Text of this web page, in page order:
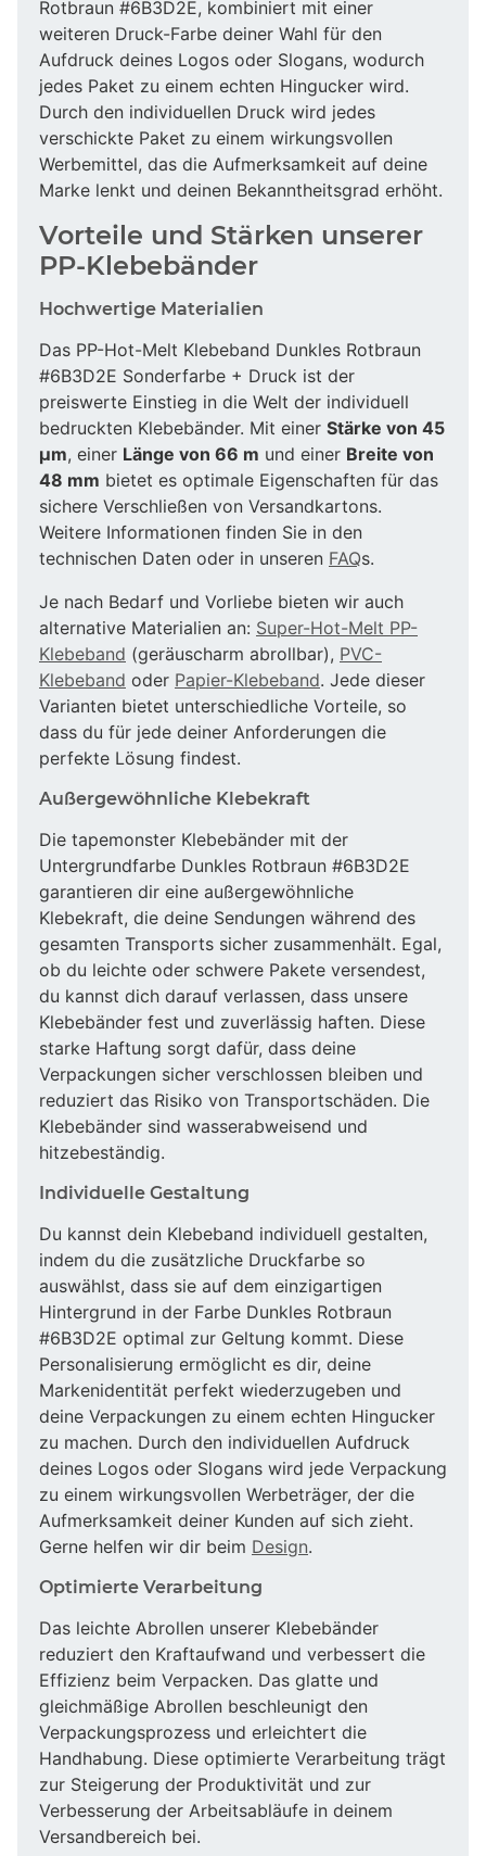
Rotbraun #6B3D2E, kombiniert mit einer
weiteren Druck-Farbe deiner Wahl für den
Aufdruck deines Logos oder Slogans, wodurch
jedes Paket zu einem echten Hingucker wird.
Durch den individuellen Druck wird jedes
verschickte Paket zu einem wirkungsvollen
Werbemittel, das die Aufmerksamkeit auf deine
Marke lenkt und deinen Bekanntheitsgrad erhöht.
Vorteile und Stärken unserer
PP-Klebebänder
Hochwertige Materialien
Das PP-Hot-Melt Klebeband Dunkles Rotbraun
#6B3D2E Sonderfarbe + Druck ist der
preiswerte Einstieg in die Welt der individuell
bedruckten Klebebänder. Mit einer Stärke von 45
µm, einer Länge von 66 m und einer Breite von
48 mm bietet es optimale Eigenschaften für das
sichere Verschließen von Versandkartons.
Weitere Informationen finden Sie in den
technischen Daten oder in unseren FAQs.
Je nach Bedarf und Vorliebe bieten wir auch
alternative Materialien an: Super-Hot-Melt PP-
Klebeband (geräuscharm abrollbar), PVC-
Klebeband oder Papier-Klebeband. Jede dieser
Varianten bietet unterschiedliche Vorteile, so
dass du für jede deiner Anforderungen die
perfekte Lösung findest.
Außergewöhnliche Klebekraft
Die tapemonster Klebebänder mit der
Untergrundfarbe Dunkles Rotbraun #6B3D2E
garantieren dir eine außergewöhnliche
Klebekraft, die deine Sendungen während des
gesamten Transports sicher zusammenhält. Egal,
ob du leichte oder schwere Pakete versendest,
du kannst dich darauf verlassen, dass unsere
Klebebänder fest und zuverlässig haften. Diese
starke Haftung sorgt dafür, dass deine
Verpackungen sicher verschlossen bleiben und
reduziert das Risiko von Transportschäden. Die
Klebebänder sind wasserabweisend und
hitzebeständig.
Individuelle Gestaltung
Du kannst dein Klebeband individuell gestalten,
indem du die zusätzliche Druckfarbe so
auswählst, dass sie auf dem einzigartigen
Hintergrund in der Farbe Dunkles Rotbraun
#6B3D2E optimal zur Geltung kommt. Diese
Personalisierung ermöglicht es dir, deine
Markenidentität perfekt wiederzugeben und
deine Verpackungen zu einem echten Hingucker
zu machen. Durch den individuellen Aufdruck
deines Logos oder Slogans wird jede Verpackung
zu einem wirkungsvollen Werbeträger, der die
Aufmerksamkeit deiner Kunden auf sich zieht.
Gerne helfen wir dir beim Design.
Optimierte Verarbeitung
Das leichte Abrollen unserer Klebebänder
reduziert den Kraftaufwand und verbessert die
Effizienz beim Verpacken. Das glatte und
gleichmäßige Abrollen beschleunigt den
Verpackungsprozess und erleichtert die
Handhabung. Diese optimierte Verarbeitung trägt
zur Steigerung der Produktivität und zur
Verbesserung der Arbeitsabläufe in deinem
Versandbereich bei.